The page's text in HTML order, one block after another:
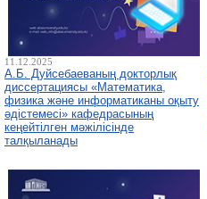
11.12.2025
А.Б. Дуйсебаеваның докторлық
диссертациясы «Математика,
физика және информатиканы оқыту
әдістемесі» кафедрасының
кеңейтілген мәжілісінде
талқыланады